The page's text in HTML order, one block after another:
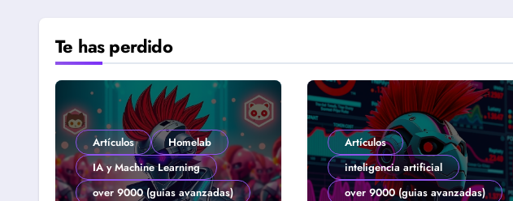
Te has perdido
Artículos
Homelab
IA y Machine Learning
over 9000 (guias avanzadas)
Artículos
inteligencia artificial
over 9000 (guias avanzadas)